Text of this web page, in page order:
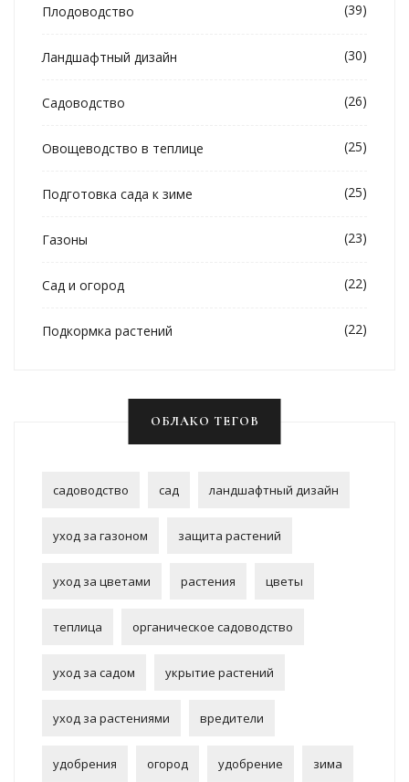
Плодоводство (39)
Ландшафтный дизайн (30)
Садоводство (26)
Овощеводство в теплице (25)
Подготовка сада к зиме (25)
Газоны (23)
Сад и огород (22)
Подкормка растений (22)
ОБЛАКО ТЕГОВ
садоводство сад ландшафтный дизайн
уход за газоном защита растений
уход за цветами растения цветы
теплица органическое садоводство
уход за садом укрытие растений
уход за растениями вредители
удобрения огород удобрение зима